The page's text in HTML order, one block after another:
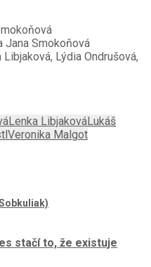
Jana Smokoňová
Lýdia Ondrušová,
Lenka LibjakováLukáš
Veronika Malgot
stačí to, že existuje